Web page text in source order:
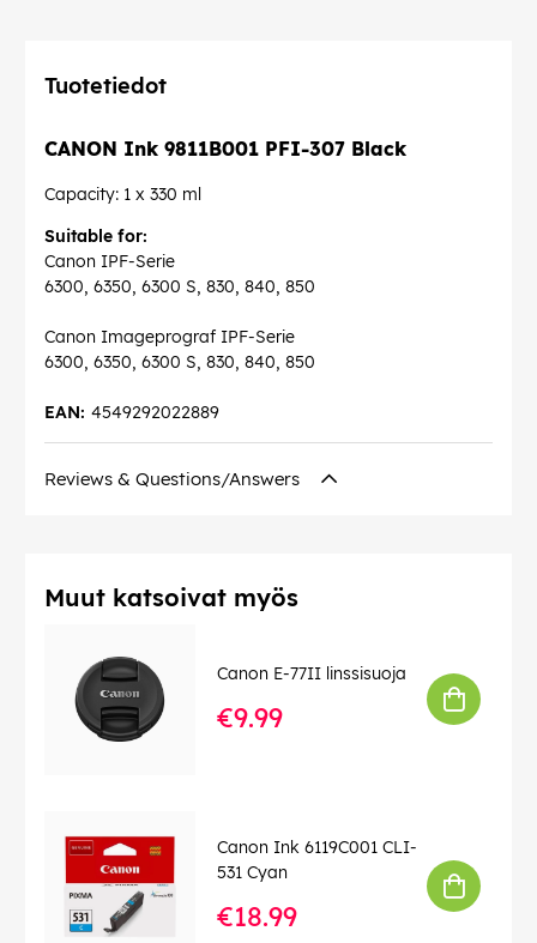
Tuotetiedot
CANON Ink 9811B001 PFI-307 Black
Capacity: 1 x 330 ml
Suitable for:
Canon IPF-Serie
6300, 6350, 6300 S, 830, 840, 850
Canon Imageprograf IPF-Serie
6300, 6350, 6300 S, 830, 840, 850
4549292022889
EAN:
Reviews & Questions/Answers
Muut katsoivat myös
Canon E-77II linssisuoja
€9.99
Canon Ink 6119C001 CLI-
531 Cyan
€18.99